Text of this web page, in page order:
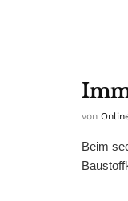
von
Beim